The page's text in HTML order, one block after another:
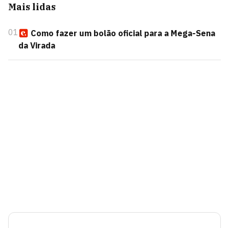
Mais lidas
01
Como fazer um bolão oficial para a Mega-Sena
da Virada